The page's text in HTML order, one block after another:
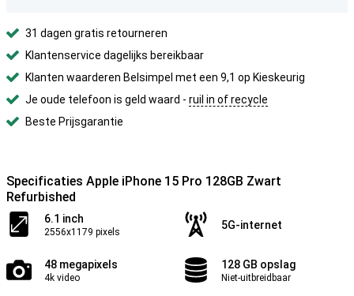
31 dagen gratis retourneren
Klantenservice dagelijks bereikbaar
Klanten waarderen Belsimpel met een 9,1 op Kieskeurig
Je oude telefoon is geld waard - ruil in of recycle
Beste Prijsgarantie
Specificaties Apple iPhone 15 Pro 128GB Zwart
Refurbished
6.1 inch
2556x1179 pixels
5G-internet
48 megapixels
4k video
128 GB opslag
Niet-uitbreidbaar